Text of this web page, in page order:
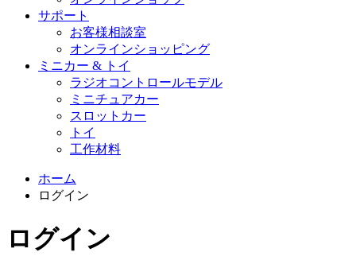
サポート
お客様相談室
オンラインショッピング
ミニカー & トイ
ラジオコントロールモデル
ミニチュアカー
スロットカー
トイ
工作材料
ホーム
ログイン
ログイン